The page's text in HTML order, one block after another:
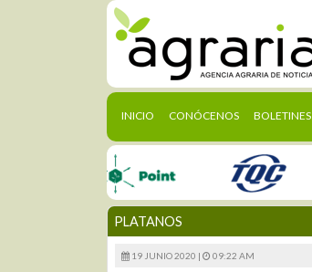
INICIO (CURRENT)
CONÓCENOS BOLETINES
PLATANOS
19 JUNIO 2020 | 09:22 AM